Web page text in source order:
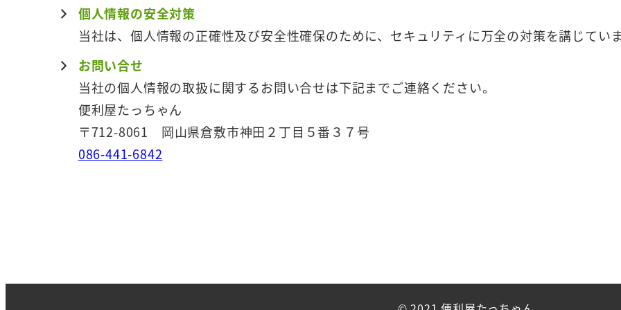
個人情報の安全対策
当社は、個人情報の正確性及び安全性確保のために、セキュリティに万全の対策を講じてい
お問い合せ
当社の個人情報の取扱に関するお問い合せは下記までご連絡ください。
便利屋たっちゃん
〒712-8061 岡山県倉敷市神田２丁目５番３７号
086-441-6842